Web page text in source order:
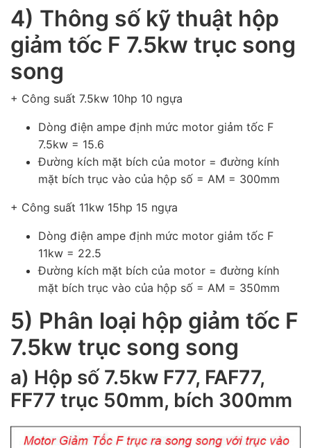
4) Thông số kỹ thuật hộp
giảm tốc F 7.5kw trục song
song
+ Công suất 7.5kw 10hp 10 ngựa
Dòng điện ampe định mức motor giảm tốc F
7.5kw = 15.6
Đường kích mặt bích của motor = đường kính
mặt bích trục vào của hộp số = AM = 300mm
+ Công suất 11kw 15hp 15 ngựa
Dòng điện ampe định mức motor giảm tốc F
11kw = 22.5
Đường kích mặt bích của motor = đường kính
mặt bích trục vào của hộp số = AM = 350mm
5) Phân loại hộp giảm tốc F
7.5kw trục song song
a) Hộp số 7.5kw F77, FAF77,
FF77 trục 50mm, bích 300mm